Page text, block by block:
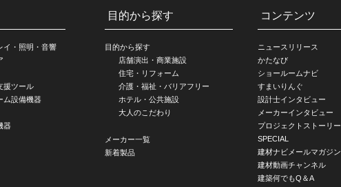
イ・照明・音響
援ツール
ム設備機器
器
目的から探す
目的から探す
店舗演出・商業施設
住宅・リフォーム
介護・福祉・バリアフリー
ホテル・公共施設
大人のこだわり
メーカー一覧
新着製品
コンテンツ
ニュースリリース
かたなび
ショールームナビ
すまいりんぐ
設計士インタビュー
メーカーインタビュー
プロジェクトストーリー
SPECIAL
建材ナビメールマガジン
建材動画チャンネル
建築何でもQ＆A